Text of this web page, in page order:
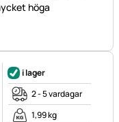
höga
i lager
2 - 5 vardagar
1,99 kg